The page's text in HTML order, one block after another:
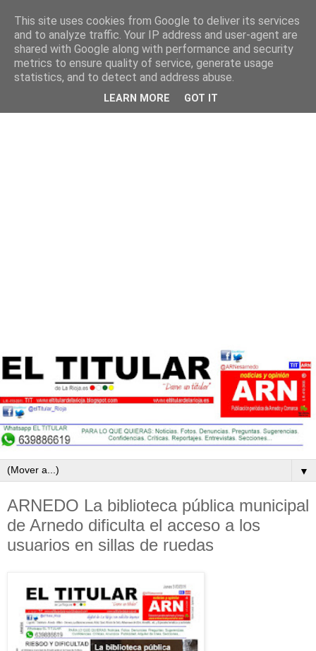
▼
ARNEDO La biblioteca pública municipal
de Arnedo dificulta el acceso a los
usuarios en sillas de ruedas
This site uses cookies from Google to deliver its services
and to analyze traffic. Your IP address and user-agent are
shared with Google along with performance and security
metrics to ensure quality of service, generate usage
statistics, and to detect and address abuse.
LEARN MORE GOT IT